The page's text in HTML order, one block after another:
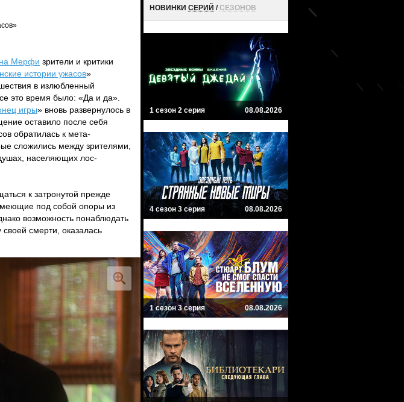
Мерфи зрители и критики
истории ужасов»
в излюбленный
это время было: «Да и да».
игры» вновь развернулось в
оставило после себя
обратилась к мета-
сложились между зрителями,
населяющих лос-
к затронутой прежде
под собой опоры из
возможность понаблюдать
смерти, оказалась
НОВИНКИ СЕРИЙ /СЕЗОНОВ
1 сезон 2 серия 08.08.2026
4 сезон 3 серия 08.08.2026
1 сезон 3 серия 08.08.2026